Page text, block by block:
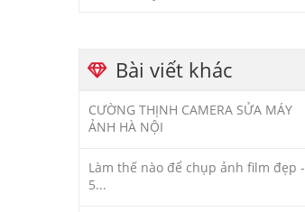
Bài viết khác
CƯỜNG THỊNH CAMERA SỬA MÁY
ẢNH HÀ NỘI
Làm thế nào để chụp ảnh film đẹp -
5...